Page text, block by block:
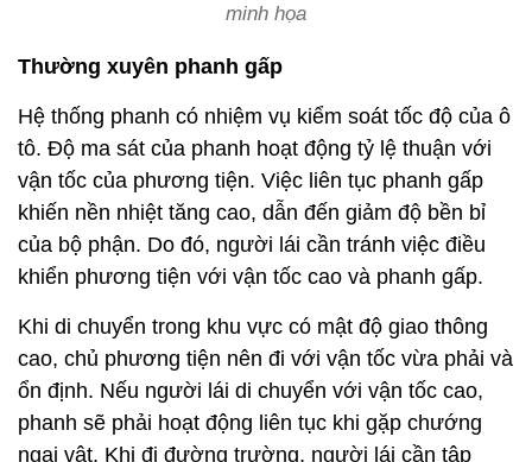
minh họa
Thường xuyên phanh gấp
Hệ thống phanh có nhiệm vụ kiểm soát tốc độ của ô
tô. Độ ma sát của phanh hoạt động tỷ lệ thuận với
vận tốc của phương tiện. Việc liên tục phanh gấp
khiến nền nhiệt tăng cao, dẫn đến giảm độ bền bỉ
của bộ phận. Do đó, người lái cần tránh việc điều
khiển phương tiện với vận tốc cao và phanh gấp.
Khi di chuyển trong khu vực có mật độ giao thông
cao, chủ phương tiện nên đi với vận tốc vừa phải và
ổn định. Nếu người lái di chuyển với vận tốc cao,
phanh sẽ phải hoạt động liên tục khi gặp chướng
ngại vật. Khi đi đường trường, người lái cần tập